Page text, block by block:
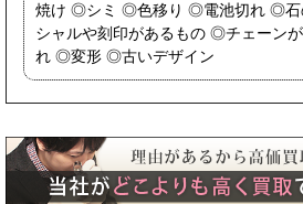
焼け
シミ 色移り 電池切れ
シャルや刻印があるもの
チェーン
れ
変形 古いデザイン